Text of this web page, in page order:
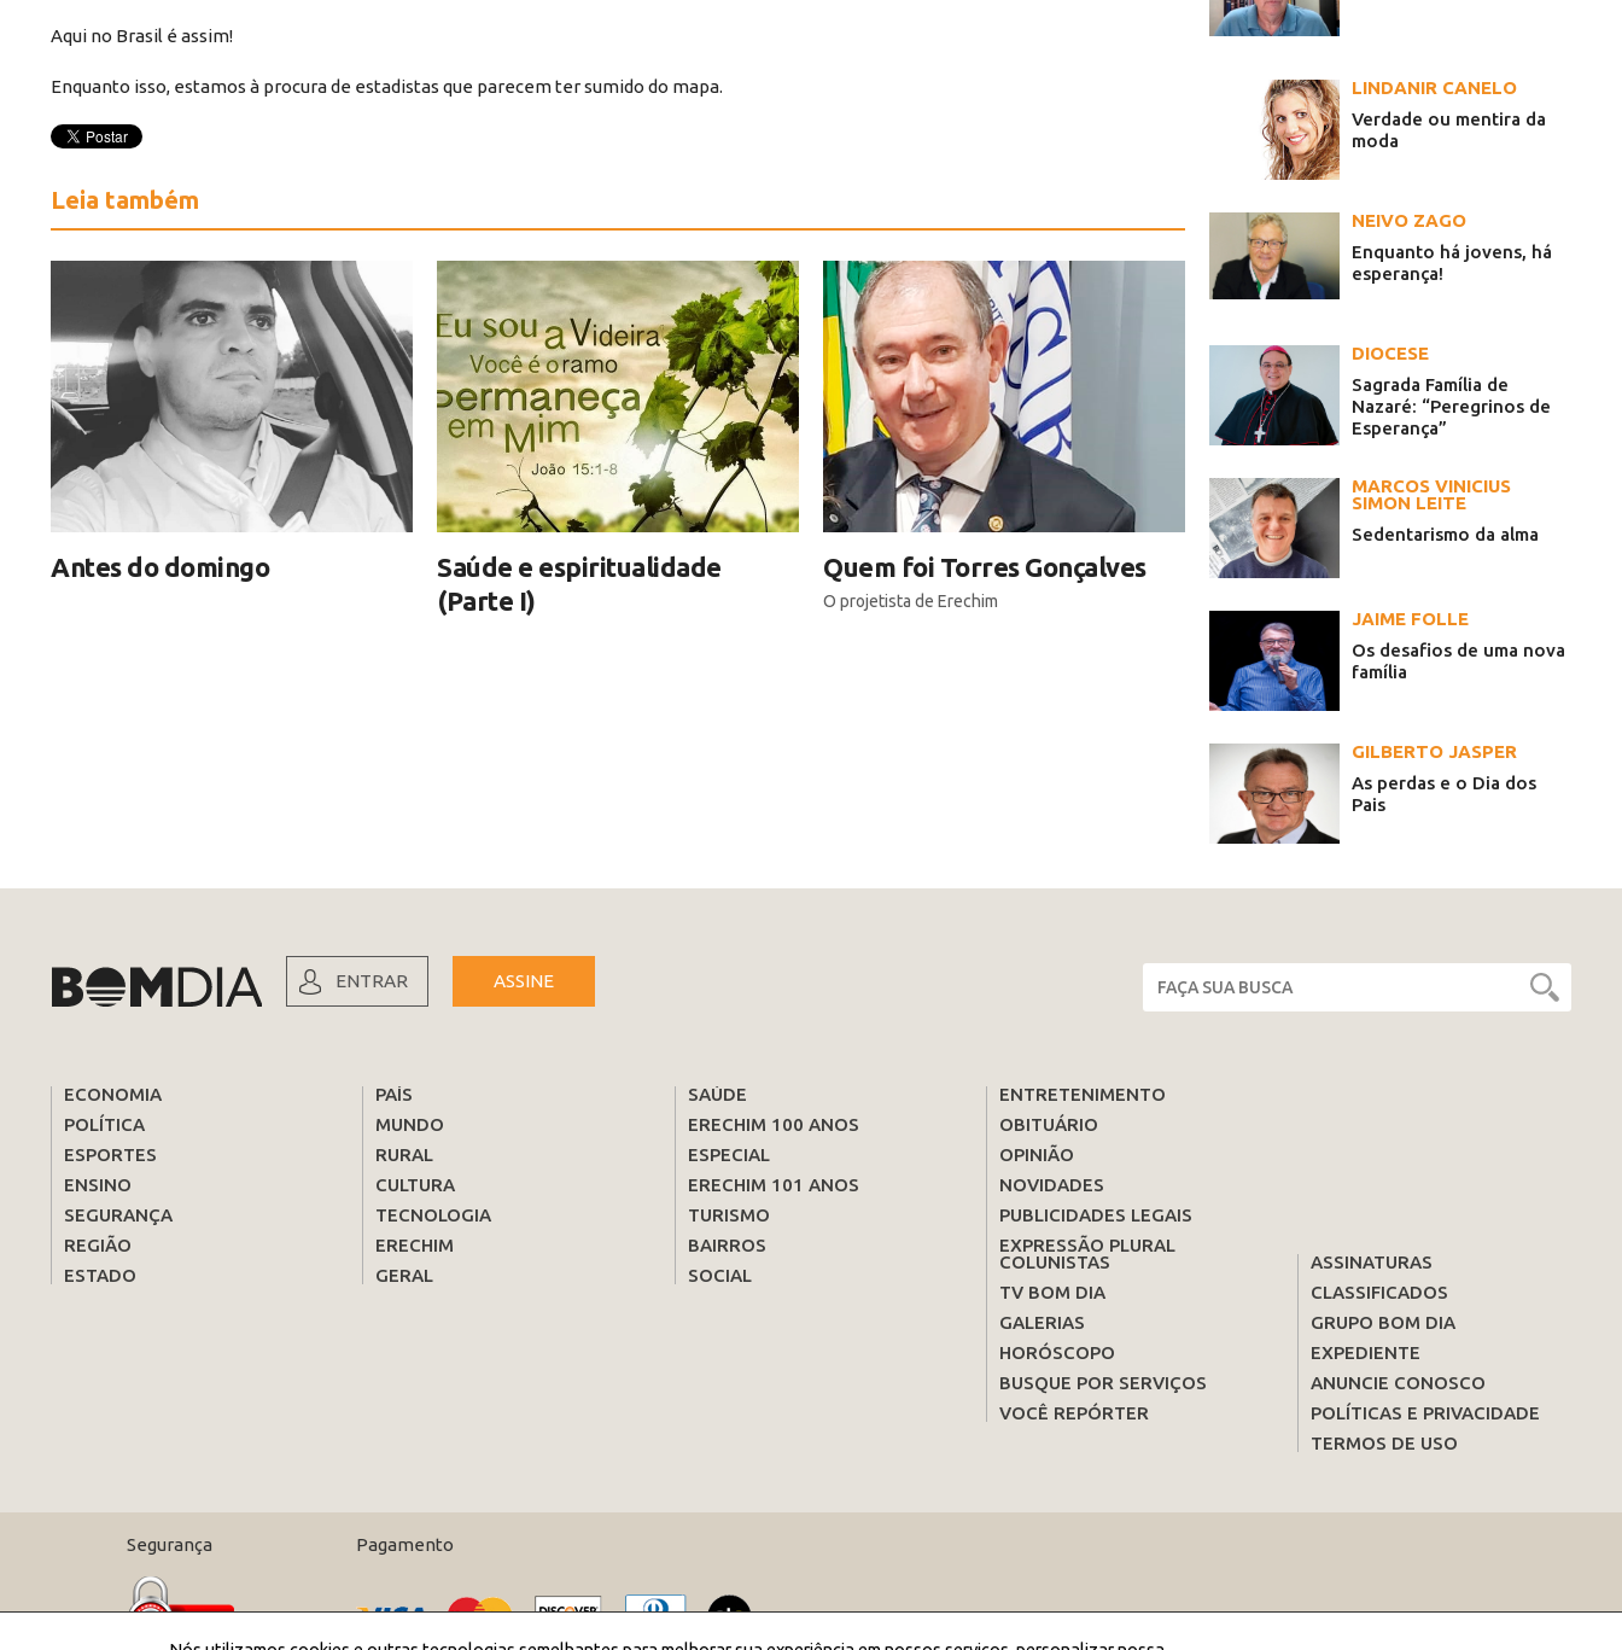
Aqui no Brasil é assim!
Enquanto isso, estamos à procura de estadistas que parecem ter sumido do mapa.
Leia também
Antes do domingo
Saúde e espiritualidade
(Parte I)
Quem foi Torres Gonçalves
O projetista de Erechim
LINDANIR CANELO
Verdade ou mentira da
moda
NEIVO ZAGO
Enquanto há jovens, há
esperança!
DIOCESE
Sagrada Família de
Nazaré: “Peregrinos de
Esperança”
MARCOS VINICIUS
SIMON LEITE
Sedentarismo da alma
JAIME FOLLE
Os desafios de uma nova
família
GILBERTO JASPER
As perdas e o Dia dos
Pais
ENTRAR ASSINE
ECONOMIA
POLÍTICA
ESPORTES
ENSINO
SEGURANÇA
REGIÃO
ESTADO
PAÍS
MUNDO
RURAL
CULTURA
TECNOLOGIA
ERECHIM
GERAL
SAÚDE
ERECHIM 100 ANOS
ESPECIAL
ERECHIM 101 ANOS
TURISMO
BAIRROS
SOCIAL
ENTRETENIMENTO
OBITUÁRIO
OPINIÃO
NOVIDADES
PUBLICIDADES LEGAIS
EXPRESSÃO PLURAL
COLUNISTAS
TV BOM DIA
GALERIAS
HORÓSCOPO
BUSQUE POR SERVIÇOS
VOCÊ REPÓRTER
ASSINATURAS
CLASSIFICADOS
GRUPO BOM DIA
EXPEDIENTE
ANUNCIE CONOSCO
POLÍTICAS E PRIVACIDADE
TERMOS DE USO
Segurança Pagamento